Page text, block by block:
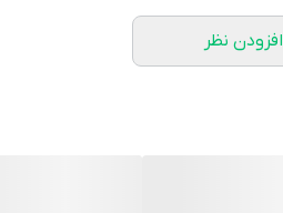
افزودن نظر